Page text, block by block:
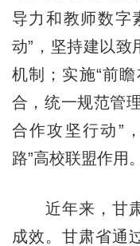
导力和教师数字
动”，坚持建以致
机制；实施“前
合，统一规范管
合作攻坚行动”
路”高校联盟作用。
近年来，甘肃
成效。甘肃省通